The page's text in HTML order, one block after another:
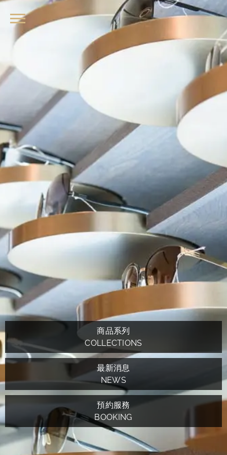
品牌眼鏡、精品墨鏡、名牌太陽眼
商品系列
COLLECTIONS
最新消息
NEWS
預約服務
BOOKING